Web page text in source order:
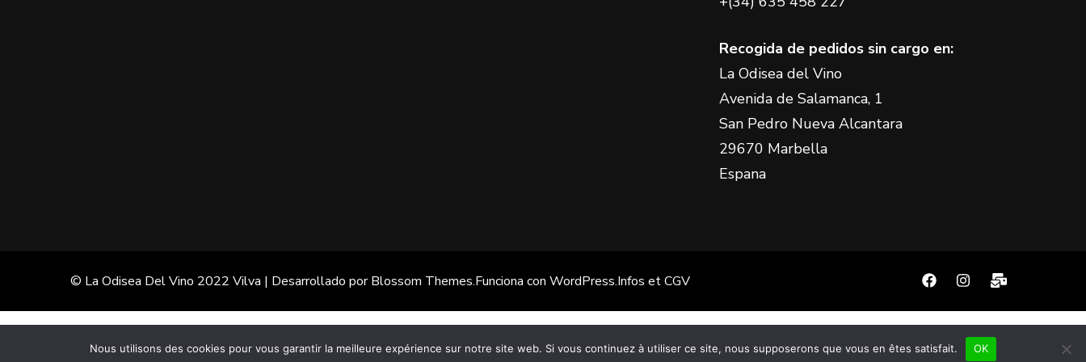
Recogida de pedidos sin cargo en:
La Odisea del Vino
Avenida de Salamanca, 1
San Pedro Nueva Alcantara
29670 Marbella
Espana
© La Odisea Del Vino 2022 Vilva | Desarrollado porBlossom Themes.Funciona con WordPress.Infos et CGV
Français(Francés) Español English(Inglés)
Nous utilisons des cookies pour vous garantir la meilleure expérience sur notre site web. Si vous continuez à utiliser ce site, nous supposerons que vous en êtes satisfait. OK